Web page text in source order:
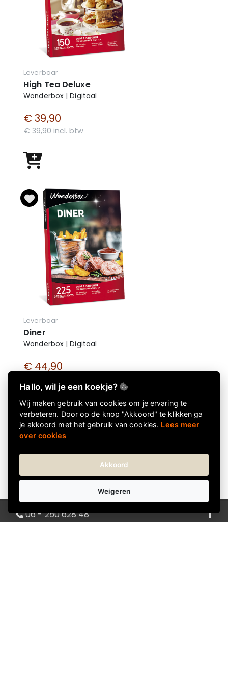
Leverbaar
High Tea Deluxe
Wonderbox | Digitaal
€ 39,90
€ 39,90 incl. btw
Leverbaar
Diner
Wonderbox | Digitaal
€ 44,90
Over Kadokeus
06 - 250 628 48
Hallo, wil je een koekje?
Wij maken gebruik van cookies om je ervaring te
verbeteren. Door op de knop "Akkoord" te klikken ga
je akkoord met het gebruik van cookies. Lees meer
over cookies
Akkoord
Weigeren